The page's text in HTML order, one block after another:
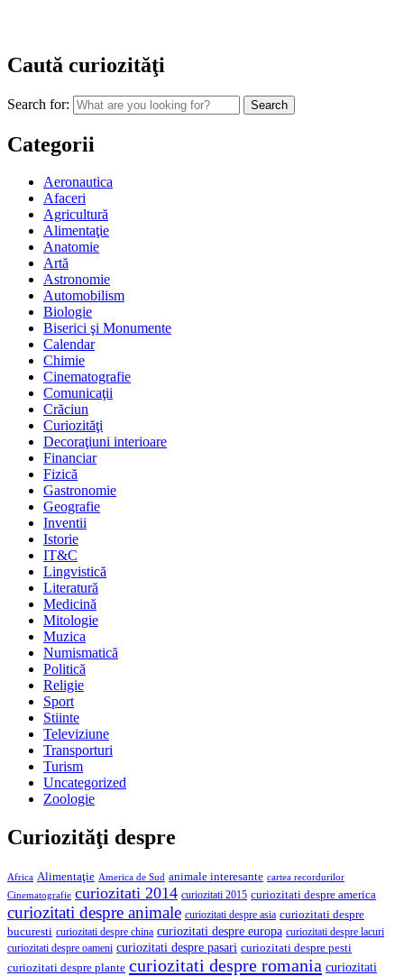
Caută curiozităţi
Search for:
Categorii
Aeronautica
Afaceri
Agricultură
Alimentaţie
Anatomie
Artă
Astronomie
Automobilism
Biologie
Biserici şi Monumente
Calendar
Chimie
Cinematografie
Comunicaţii
Crăciun
Curiozităţi
Decoraţiuni interioare
Financiar
Fizică
Gastronomie
Geografie
Inventii
Istorie
IT&C
Lingvistică
Literatură
Medicină
Mitologie
Muzica
Numismatică
Politică
Religie
Sport
Stiinte
Televiziune
Transporturi
Turism
Uncategorized
Zoologie
Curiozităţi despre
Africa Alimentaţie America de Sud animale interesante cartea recordurilor
Cinematografie curiozitati 2014 curiozitati 2015 curiozitati despre america
curiozitati despre animale curiozitati despre asia curiozitati despre
bucuresti curiozitati despre china curiozitati despre europa curiozitati despre lacuri
curiozitati despre oameni curiozitati despre pasari curiozitati despre pesti
curiozitati despre plante curiozitati despre romania curiozitati